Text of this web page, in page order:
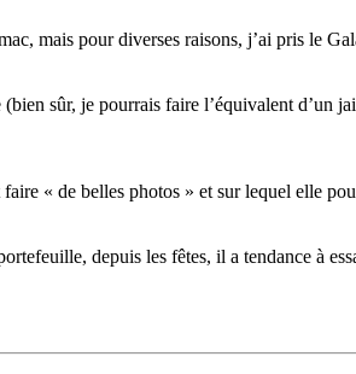
mais pour diverses raisons, j’ai pris le
sûr, je pourrais faire l’équivalent d’un
« de belles photos » et sur lequel elle
depuis les fêtes, il a tendance à